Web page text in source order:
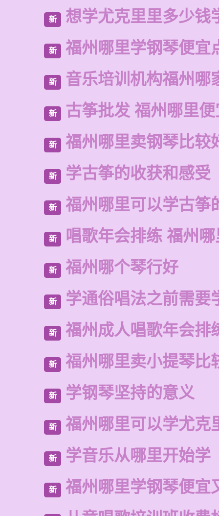
新 想学尤克里里多少钱
新 福州哪里学钢琴便宜
新 音乐培训机构福州哪
新 古筝批发 福州哪里
新 福州哪里卖钢琴比较
新 学古筝的收获和感受
新 福州哪里可以学古筝
新 唱歌年会排练 福州
新 福州哪个琴行好
新 学通俗唱法之前需要
新 福州成人唱歌年会排
新 福州哪里卖小提琴比
新 学钢琴坚持的意义
新 福州哪里可以学尤克
新 学音乐从哪里开始学
新 福州哪里学钢琴便宜